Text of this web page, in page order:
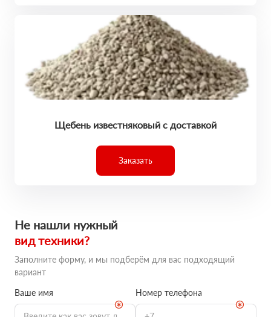
Щебень известняковый с доставкой
Заказать
Не нашли нужный
вид техники?
Заполните форму, и мы подберём для вас подходящий
вариант
Ваше имя
Номер телефона